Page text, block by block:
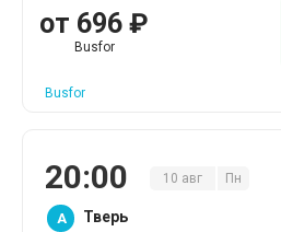
от 696 ₽
Busfor
Busfor
20:00 10 авг Пн
A Тверь